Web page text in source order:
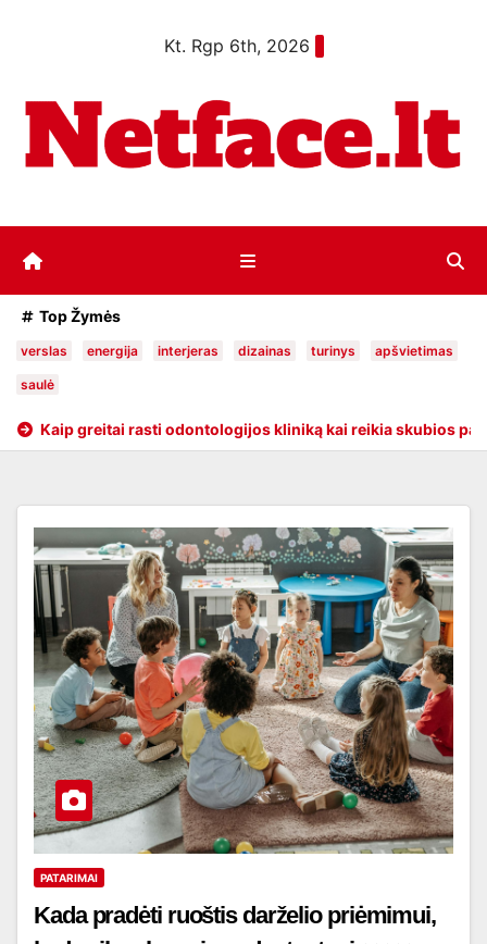
Kt. Rgp 6th, 2026
Top Žymės
verslas energija interjeras dizainas turinys apšvietimas
saulė
odontologijos kliniką kai reikia skubios pagalbos Ar
PATARIMAI
Kada pradėti ruoštis darželio priėmimui,